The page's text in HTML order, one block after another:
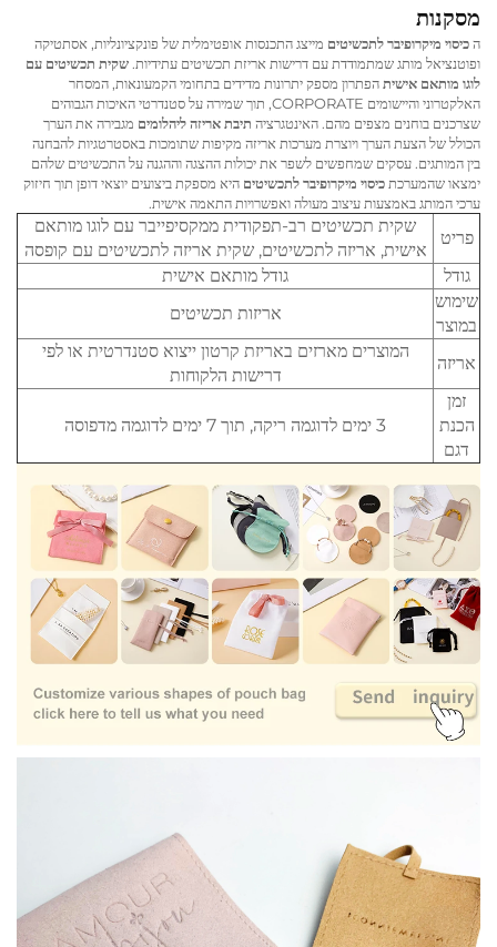
מסקנות
הכיסוי מיקרופיבר לתכשיטים מייצג התכנסות אופטימלית של פונקציונליות, אסתטיקה
ופוטנציאל מותג שמתמודדת עם דרישות אריזת תכשיטים עתידיות. שקית תכשיטים עם
לוגו מותאם אישיתהפתרון מספק יתרונות מדידים בתחומי הקמעונאות, המסחר
האלקטרוני והיישומים CORPORATE, תוך שמירה על סטנדרטי האיכות הגבוהים
שצרכנים בוחנים מצפים מהם. האינטגרציה תיבת אריזה ליהלומים מגבירה את הערך
הכולל של הצעת הערך ויוצרת מערכות אריזה מקיפות שתומכות באסטרטגיות להבחנה
בין המותגים. עסקים שמחפשים לשפר את יכולות ההצגה וההגנה על התכשיטים שלהם
ימצאו שהמערכת כיסוי מיקרופיבר לתכשיטים היא מספקת ביצועים יוצאי דופן תוך חיזוק
ערכי המותג באמצעות עיצוב מעולה ואפשרויות התאמה אישית.
פריט
שקית תכשיטים רב-תפקודית ממקסיפייבר עם לוגו מותאם
אישית, אריזה לתכשיטים, שקית אריזה לתכשיטים עם קופסה
גודל
גודל מותאם אישית
שימוש
במוצר
אריזות תכשיטים
אריזה
המוצרים מארזים באריזת קרטון ייצוא סטנדרטית או לפי
דרישות הלקוחות
זמן
הכנת
דגם
3 ימים לדוגמה ריקה, תוך 7 ימים לדוגמה מדפוסה